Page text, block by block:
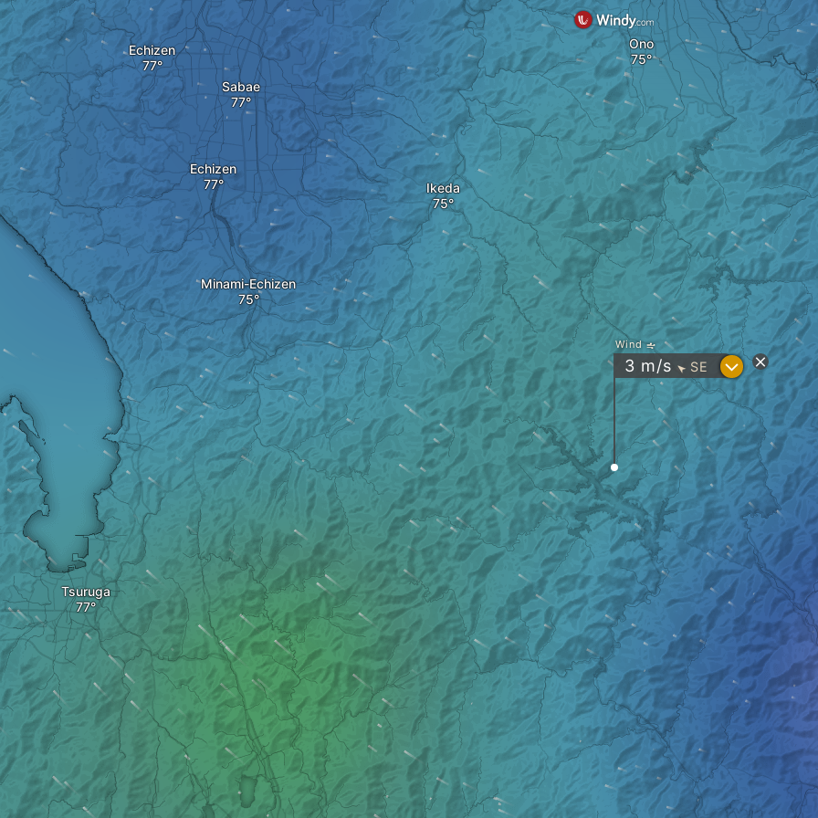
Tsuruga
Minami-Echizen
Ikeda
Ono
Echizen
Echizen
Sabae
Wind
3 m/s " SE ?